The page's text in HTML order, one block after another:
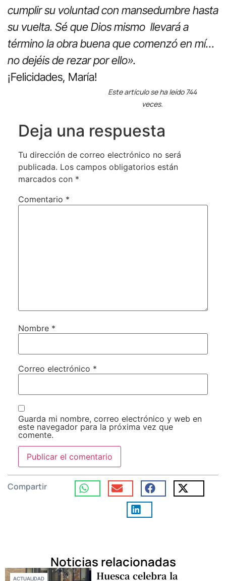
cumplir su voluntadcon mansedumbre hasta
su vuelta. Sé que Dios mismo llevará a
término la obra buena que comenzó en mí…
no dejéis de rezar por ello».
¡Felicidades, María!
Este artículo se ha leído 744
veces.
Deja una respuesta
Tu dirección de correo electrónico no será
publicada. Los campos obligatorios están
marcados con *
Comentario *
Nombre *
Correo electrónico *
Guarda mi nombre, correo electrónico y web en
este navegador para la próxima vez que
comente.
Compartir
Noticias relacionadas
ACTUALIDAD Huesca celebra la